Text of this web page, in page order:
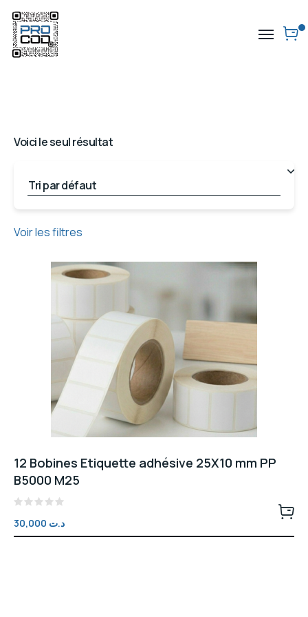
Voici le seul résultat
Voir les filtres
12 Bobines Etiquette adhésive 25X10 mm PP
B5000 M25
0
sur
د.ت